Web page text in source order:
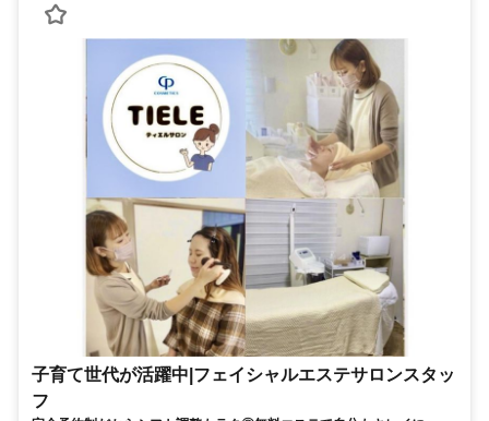
子育て世代が活躍中|フェイシャルエステサロンスタッ
フ